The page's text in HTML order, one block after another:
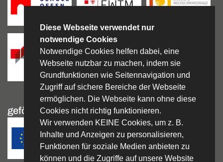
Diese Webseite verwendet nur
notwendige Cookies
Notwendige Cookies helfen dabei, eine
Webseite nutzbar zu machen, indem sie
Grundfunktionen wie Seitennavigation und
Zugriff auf sichere Bereiche der Webseite
ermöglichen. Die Webseite kann ohne diese
Cookies nicht richtig funktionieren.
Wir verwenden KEINE Cookies, um z. B.
Inhalte und Anzeigen zu personalisieren,
Funktionen für soziale Medien anbieten zu
können und die Zugriffe auf unsere Website
gefördert durch: